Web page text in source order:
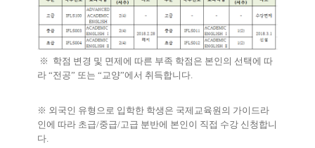
※ 학점 변경 및 면제에 따른 부족 학점은 본인의 선택에 따
라 “전공” 또는 “ 교양”에서 취득합니다
※ 외국인 유형으로 입학한 학생은 국제교육원의 가이드라
인에 따라 초급/중급/고급 분반에 본인이 직접 수강 신청합니
다